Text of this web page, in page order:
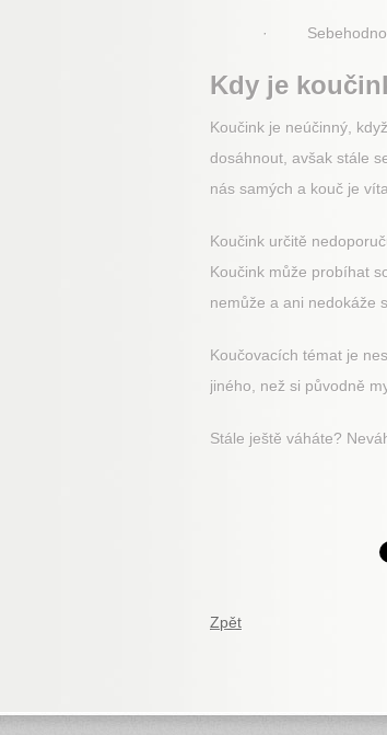
·
Kdy je
Koučink je neúčinný,
dosáhnout, avšak stále
nás samých a kouč je
Koučink určitě
Koučink může probíhat
nemůže a ani nedokáže
Koučovacích témat je
jiného, než si původně
Stále ještě váháte?
Zpět